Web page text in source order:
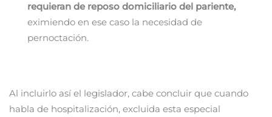
requieran de reposo domiciliario del pariente,
eximiendo en ese caso la necesidad de
pernoctación.
Al incluirlo así el legislador, cabe concluir que cuando
habla de hospitalización, excluida esta especial